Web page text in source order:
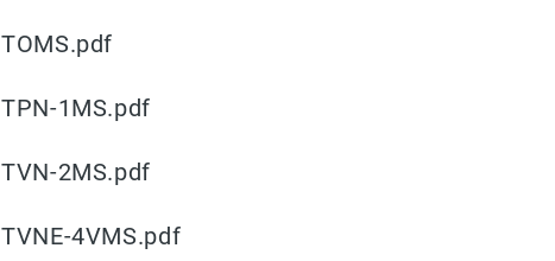
TOMS.pdf
TPN-1MS.pdf
TVN-2MS.pdf
TVNE-4VMS.pdf